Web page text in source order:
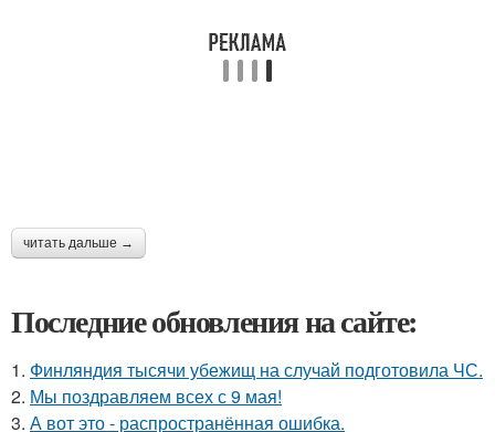
читать дальше →
Последние обновления на сайте:
1. Финляндия тысячи убежищ на случай подготовила ЧС.
2. Мы поздравляем всех с 9 мая!
3. А вот это - распространённая ошибка.